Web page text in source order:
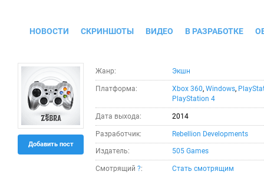
НОВОСТИ СКРИНШОТЫ ВИДЕО В РАЗРАБОТКЕ
Жанр: Экшн
Платформа: Xbox 360, Windows,
PlayStation 4
Дата выхода: 2014
Разработчик: Rebellion Developments
Издатель: 505 Games
Смотрящий ?: Стать смотрящим
Добавить пост